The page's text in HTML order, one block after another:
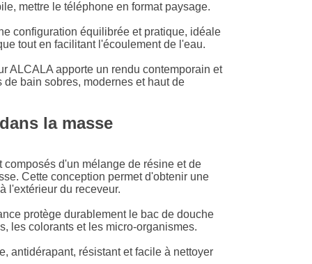
NL
mettre le téléphone en format paysage.
configuration équilibrée et pratique, idéale
tout en facilitant l'écoulement de l'eau.
ALCALA apporte un rendu contemporain et
bain sobres, modernes et haut de
la masse
d'un mélange de résine et de
Cette conception permet d'obtenir une
l'extérieur du receveur.
protège durablement le bac de douche
les colorants et les micro-organismes.
antidérapant, résistant et facile à nettoyer